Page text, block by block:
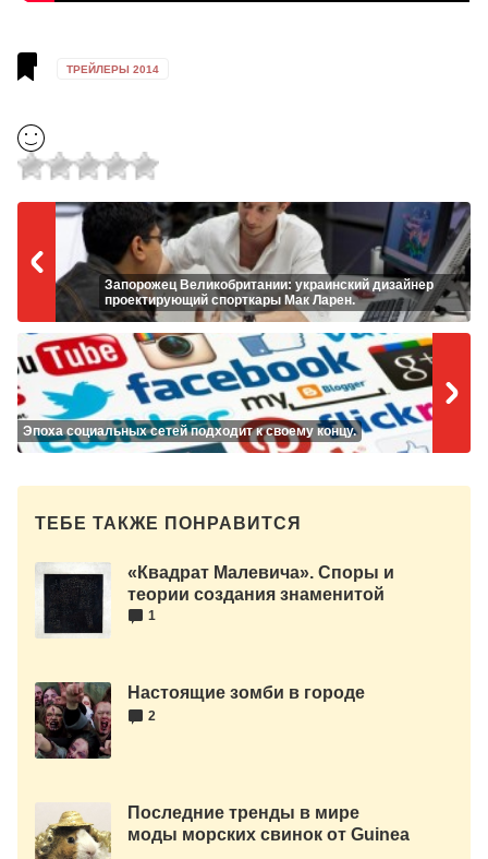
ТРЕЙЛЕРЫ 2014
Запорожец Великобритании: украинский дизайнер
проектирующий спорткары Мак Ларен.
Эпоха социальных сетей подходит к своему концу.
ТЕБЕ ТАКЖЕ ПОНРАВИТСЯ
«Квадрат Малевича». Споры и
теории создания знаменитой
картины.
1
Настоящие зомби в городе
2
Последние тренды в мире
моды морских свинок от Guinea